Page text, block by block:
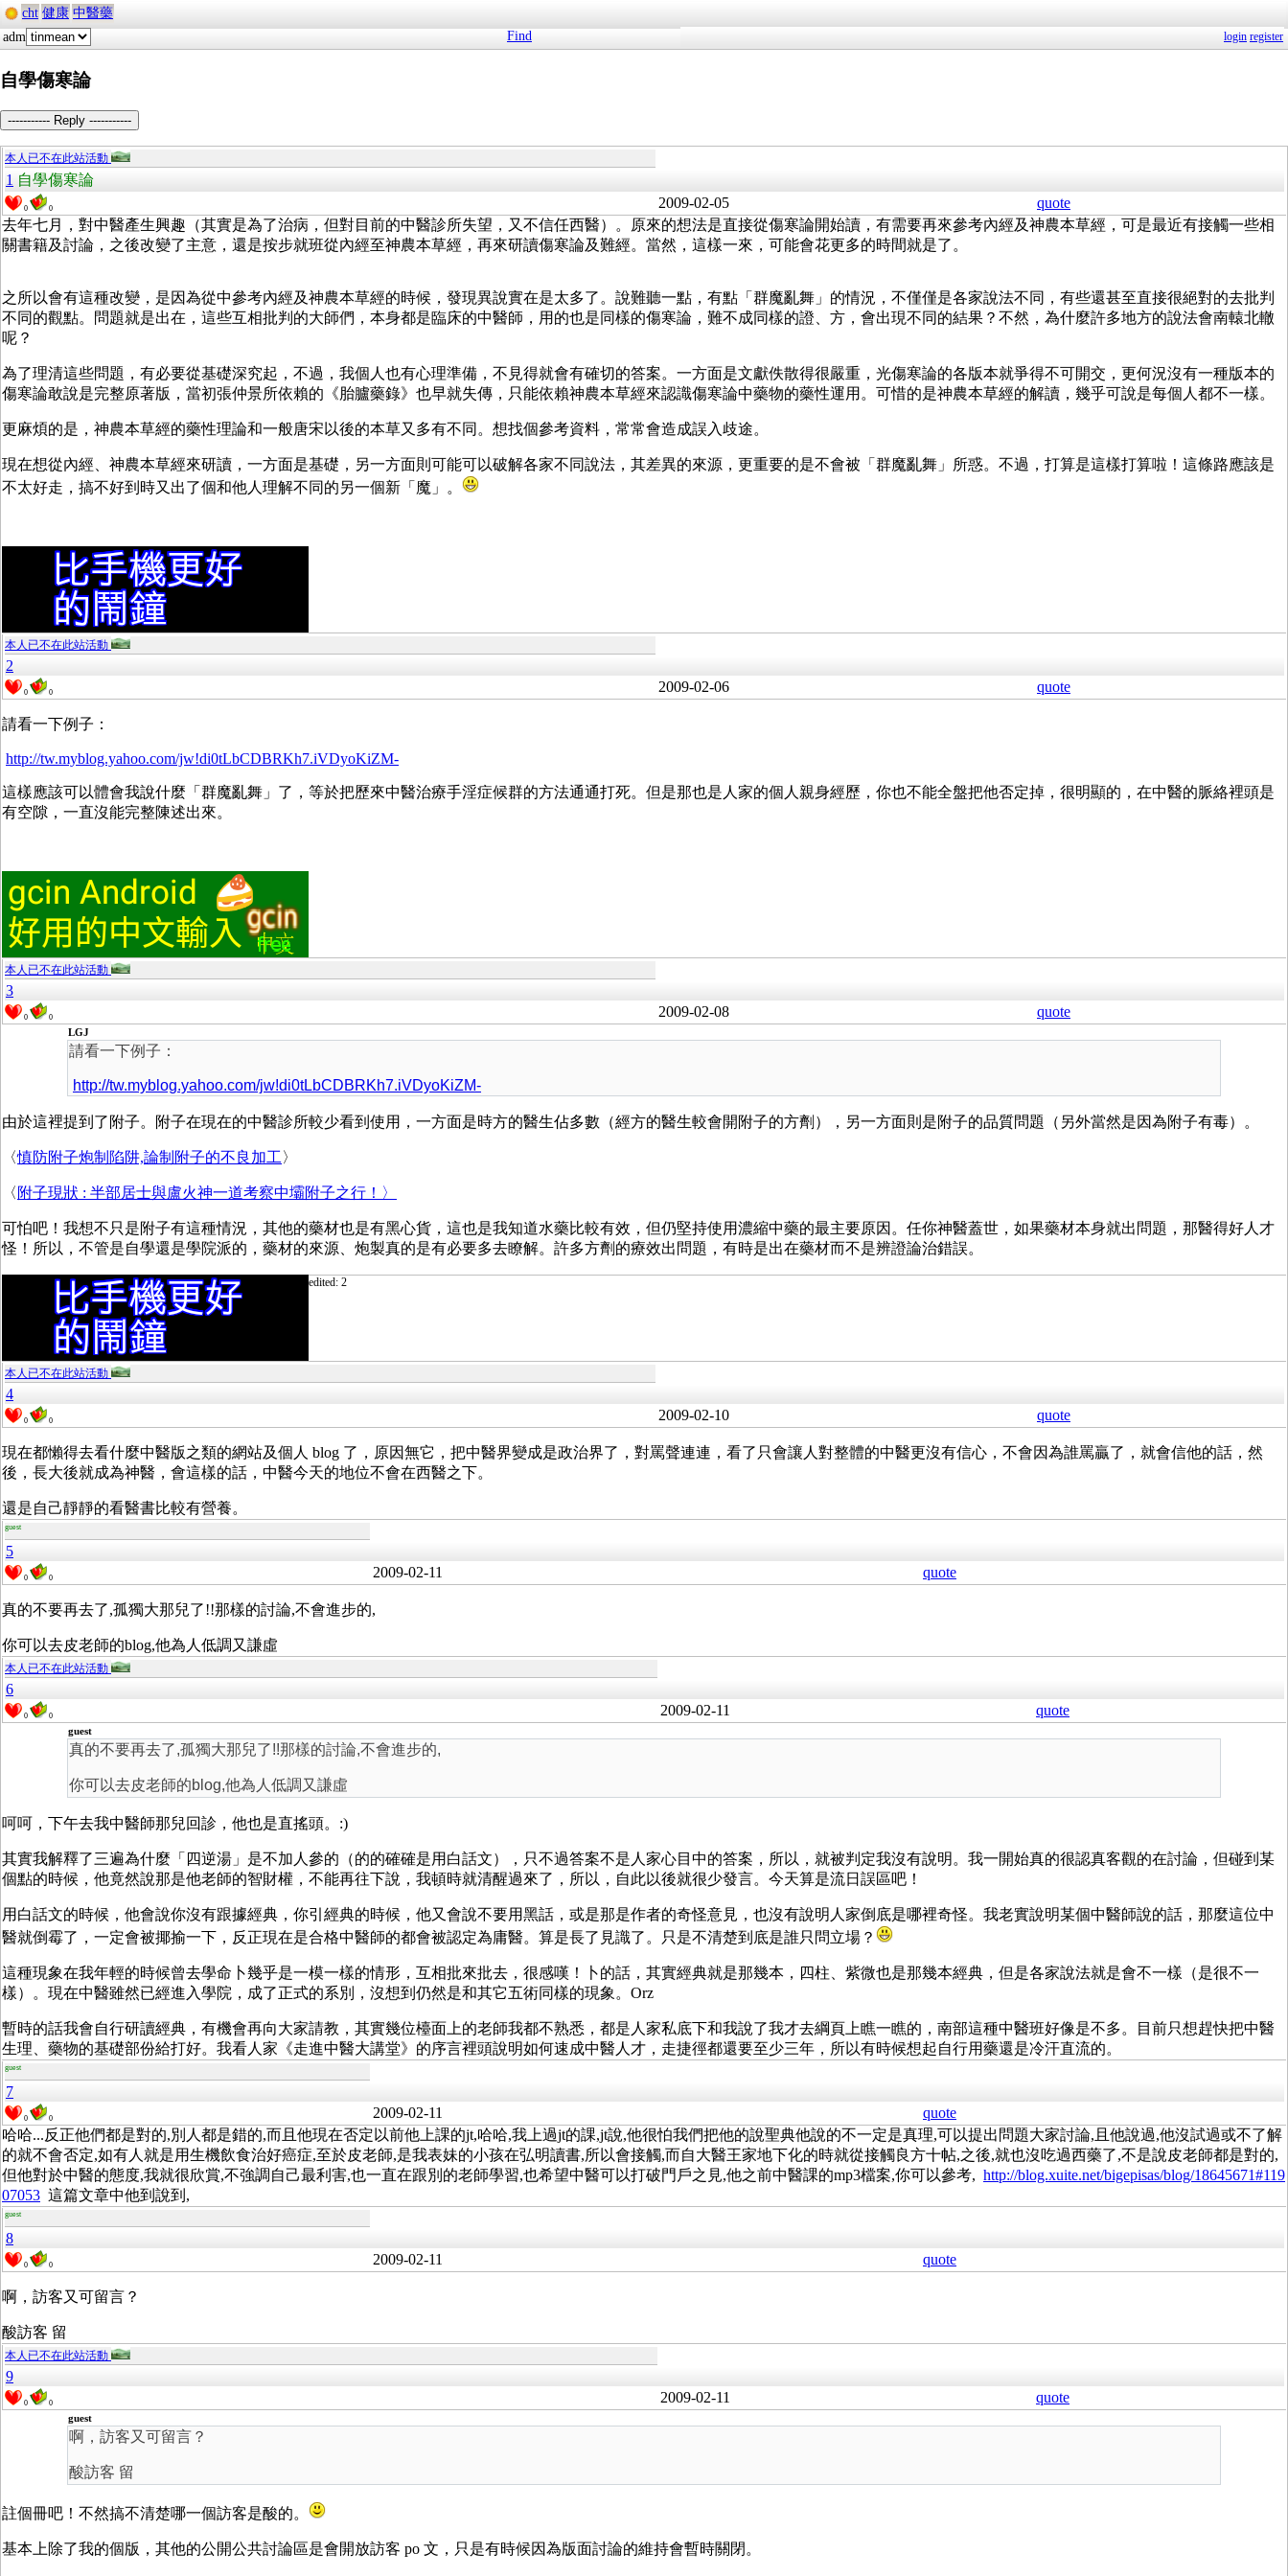
cht 健康 中醫藥
adm
Find login register
自學傷寒論
----------- Reply -----------
本人已不在此站活動
1 自學傷寒論
0 0 2009-02-05
quote
去年七月，對中醫產生興趣（其實是為了治病，但對目前的中醫診所失望，又不信任西醫）。原來的想法是直接從傷寒論開始讀，有需要再來參考內經及神農本草經，可是最近有接觸一些相
關書籍及討論，之後改變了主意，還是按步就班從內經至神農本草經，再來研讀傷寒論及難經。當然，這樣一來，可能會花更多的時間就是了。
之所以會有這種改變，是因為從中參考內經及神農本草經的時候，發現異說實在是太多了。說難聽一點，有點「群魔亂舞」的情況，不僅僅是各家說法不同，有些還甚至直接很絕對的去批判
不同的觀點。問題就是出在，這些互相批判的大師們，本身都是臨床的中醫師，用的也是同樣的傷寒論，難不成同樣的證、方，會出現不同的結果？不然，為什麼許多地方的說法會南轅北轍
呢？
為了理清這些問題，有必要從基礎深究起，不過，我個人也有心理準備，不見得就會有確切的答案。一方面是文獻佚散得很嚴重，光傷寒論的各版本就爭得不可開交，更何況沒有一種版本的
傷寒論敢說是完整原著版，當初張仲景所依賴的《胎臚藥錄》也早就失傳，只能依賴神農本草經來認識傷寒論中藥物的藥性運用。可惜的是神農本草經的解讀，幾乎可說是每個人都不一樣。
更麻煩的是，神農本草經的藥性理論和一般唐宋以後的本草又多有不同。想找個參考資料，常常會造成誤入歧途。
現在想從內經、神農本草經來研讀，一方面是基礎，另一方面則可能可以破解各家不同說法，其差異的來源，更重要的是不會被「群魔亂舞」所惑。不過，打算是這樣打算啦！這條路應該是
不太好走，搞不好到時又出了個和他人理解不同的另一個新「魔」。
本人已不在此站活動
2
0 0 2009-02-06 quote
請看一下例子：
http://tw.myblog.yahoo.com/jw!di0tLbCDBRKh7.iVDyoKiZM-
這樣應該可以體會我說什麼「群魔亂舞」了，等於把歷來中醫治療手淫症候群的方法通通打死。但是那也是人家的個人親身經歷，你也不能全盤把他否定掉，很明顯的，在中醫的脈絡裡頭是
有空隙，一直沒能完整陳述出來。
本人已不在此站活動
3
0 0 2009-02-08 quote
LGJ
請看一下例子：
http://tw.myblog.yahoo.com/jw!di0tLbCDBRKh7.iVDyoKiZM-
由於這裡提到了附子。附子在現在的中醫診所較少看到使用，一方面是時方的醫生佔多數（經方的醫生較會開附子的方劑），另一方面則是附子的品質問題（另外當然是因為附子有毒）。
〈慎防附子炮制陷阱,論制附子的不良加工〉
〈 附子現狀 : 半部居士與盧火神一道考察中壩附子之行！〉
可怕吧！我想不只是附子有這種情況，其他的藥材也是有黑心貨，這也是我知道水藥比較有效，但仍堅持使用濃縮中藥的最主要原因。任你神醫蓋世，如果藥材本身就出問題，那醫得好人才
怪！所以，不管是自學還是學院派的，藥材的來源、炮製真的是有必要多去瞭解。許多方劑的療效出問題，有時是出在藥材而不是辨證論治錯誤。
edited: 2
本人已不在此站活動
4
0 0 2009-02-10 quote
現在都懶得去看什麼中醫版之類的網站及個人 blog 了，原因無它，把中醫界變成是政治界了，對罵聲連連，看了只會讓人對整體的中醫更沒有信心，不會因為誰罵贏了，就會信他的話，然
後，長大後就成為神醫，會這樣的話，中醫今天的地位不會在西醫之下。
還是自己靜靜的看醫書比較有營養。
guest
5
0 0 2009-02-11 quote
真的不要再去了,孤獨大那兒了!!那樣的討論,不會進步的,
你可以去皮老師的blog,他為人低調又謙虛
本人已不在此站活動
6
0 0 2009-02-11 quote
guest
真的不要再去了,孤獨大那兒了!!那樣的討論,不會進步的,
你可以去皮老師的blog,他為人低調又謙虛
呵呵，下午去我中醫師那兒回診，他也是直搖頭。:)
其實我解釋了三遍為什麼「四逆湯」是不加人參的（的的確確是用白話文），只不過答案不是人家心目中的答案，所以，就被判定我沒有說明。我一開始真的很認真客觀的在討論，但碰到某
個點的時候，他竟然說那是他老師的智財權，不能再往下說，我頓時就清醒過來了，所以，自此以後就很少發言。今天算是流日誤區吧！
用白話文的時候，他會說你沒有跟據經典，你引經典的時候，他又會說不要用黑話，或是那是作者的奇怪意見，也沒有說明人家倒底是哪裡奇怪。我老實說明某個中醫師說的話，那麼這位中
醫就倒霉了，一定會被揶揄一下，反正現在是合格中醫師的都會被認定為庸醫。算是長了見識了。只是不清楚到底是誰只問立場？
這種現象在我年輕的時候曾去學命卜幾乎是一模一樣的情形，互相批來批去，很感嘆！卜的話，其實經典就是那幾本，四柱、紫微也是那幾本經典，但是各家說法就是會不一樣（是很不一
樣）。現在中醫雖然已經進入學院，成了正式的系別，沒想到仍然是和其它五術同樣的現象。Orz
暫時的話我會自行研讀經典，有機會再向大家請教，其實幾位檯面上的老師我都不熟悉，都是人家私底下和我說了我才去綱頁上瞧一瞧的，南部這種中醫班好像是不多。目前只想趕快把中醫
生理、藥物的基礎部份給打好。我看人家《走進中醫大講堂》的序言裡頭說明如何速成中醫人才，走捷徑都還要至少三年，所以有時候想起自行用藥還是冷汗直流的。
guest
7
0 0 2009-02-11
quote
哈哈...反正他們都是對的,別人都是錯的,而且他現在否定以前他上課的jt,哈哈,我上過jt的課,jt說,他很怕我們把他的說聖典他說的不一定是真理,可以提出問題大家討論,且他說過,他沒試過或不了解
的就不會否定,如有人就是用生機飲食治好癌症,至於皮老師,是我表妹的小孩在弘明讀書,所以會接觸,而自大醫王家地下化的時就從接觸良方十帖,之後,就也沒吃過西藥了,不是說皮老師都是對的,
但他對於中醫的態度,我就很欣賞,不強調自己最利害,也一直在跟別的老師學習,也希望中醫可以打破門戶之見,他之前中醫課的mp3檔案,你可以參考, http://blog.xuite.net/bigepisas/blog/18645671#119
07053 這篇文章中他到說到,
guest
8
0 0 2009-02-11 quote
啊，訪客又可留言？
酸訪客 留
本人已不在此站活動
9
0 0 2009-02-11 quote
guest
啊，訪客又可留言？
酸訪客 留
註個冊吧！不然搞不清楚哪一個訪客是酸的。
基本上除了我的個版，其他的公開公共討論區是會開放訪客 po 文，只是有時候因為版面討論的維持會暫時關閉。